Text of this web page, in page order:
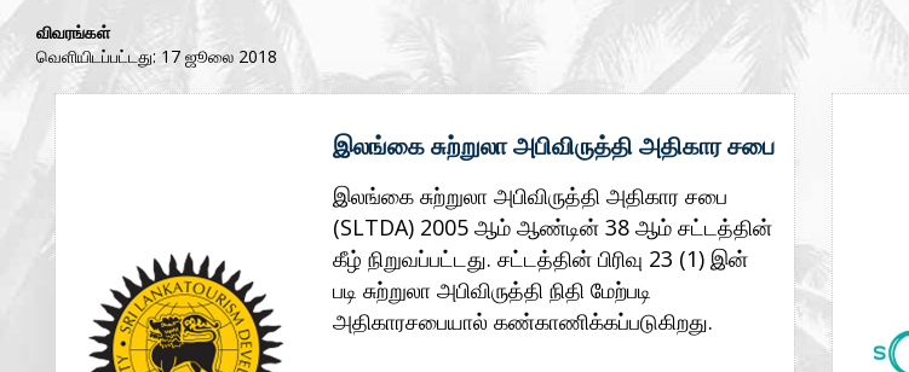
விவரங்கள்
வெளியிடப்பட்டது: 17 ஜூலை 2018
இலங்கை சுற்றுலா அபிவிருத்தி அதிகார சபை
இலங்கை சுற்றுலா அபிவிருத்தி அதிகார சபை
(SLTDA) 2005 ஆம் ஆண்டின் 38 ஆம் சட்டத்தின்
கீழ் நிறுவப்பட்டது. சட்டத்தின் பிரிவு 23 (1) இன்
படி சுற்றுலா அபிவிருத்தி நிதி மேற்படி
அதிகாரசபையால் கண்காணிக்கப்படுகிறது.